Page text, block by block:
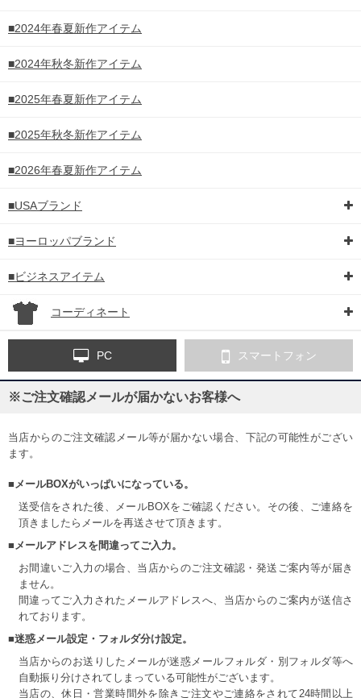
■2024年春夏新作アイテム
■2024年秋冬新作アイテム
■2025年春夏新作アイテム
■2025年秋冬新作アイテム
■2026年春夏新作アイテム
■USAブランド
■ヨーロッパブランド
■ビジネスアイテム
コーディネート
PC スマートフォン
※ご注文確認メールが届かないお客様へ
当店からのご注文確認メール等が届かない場合、下記の可能性がござい
ます。
■メールBOXがいっぱいになっている。
送受信をされた後、メールBOXをご確認ください。その後、ご連絡を
頂きましたらメールを再送させて頂きます。
■メールアドレスを間違ってご入力。
お間違いご入力の場合、当店からのご注文確認・発送ご案内等が届き
ません。
間違ってご入力されたメールアドレスへ、当店からのご案内が送信さ
れております。
■迷惑メール設定・フォルダ分け設定。
当店からのお送りしたメールが迷惑メールフォルダ・別フォルダ等へ
自動振り分けされてしまっている可能性がございます。
当店の、休日・営業時間外を除きご注文やご連絡をされて24時間以上